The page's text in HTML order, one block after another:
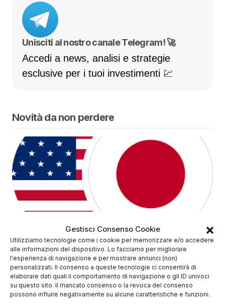
Gestisci Consenso Cookie
Utilizziamo tecnologie come i cookie per memorizzare e/o accedere
alle informazioni del dispositivo. Lo facciamo per migliorare
l'esperienza di navigazione e per mostrare annunci (non)
personalizzati. Il consenso a queste tecnologie ci consentirà di
elaborare dati quali il comportamento di navigazione o gli ID univoci
su questo sito. Il mancato consenso o la revoca del consenso
possono influire negativamente su alcune caratteristiche e funzioni.
Unisciti al nostro canale Telegram! 🚀
Accedi a news, analisi e strategie
esclusive per i tuoi investimenti 💹
Novità da non perdere
Previsioni USDJPY 2026